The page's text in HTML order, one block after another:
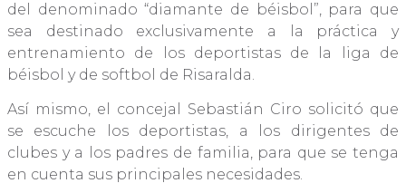
del denominado “diamante de béisbol”, para que
sea destinado exclusivamente a la práctica y
entrenamiento de los deportistas de la liga de
béisbol y de softbol de Risaralda.
Así mismo, el concejal Sebastián Ciro solicitó que
se escuche los deportistas, a los dirigentes de
clubes y a los padres de familia, para que se tenga
en cuenta sus principales necesidades.